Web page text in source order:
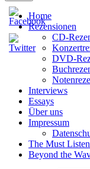
Home
Rezensionen
CD-
DVD-
Interviews
Essays
Über uns
Impressum
The Must
Beyond the